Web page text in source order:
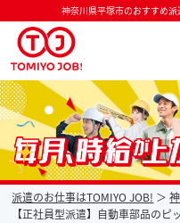
神奈川県平塚市のおすすめ
派遣なら毎月時給が上がるトミヨジョ
派遣のお仕事はTOMIYO JOB!
【正社員型派遣】自動車部品のピ